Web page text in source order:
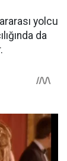
yolcu
da